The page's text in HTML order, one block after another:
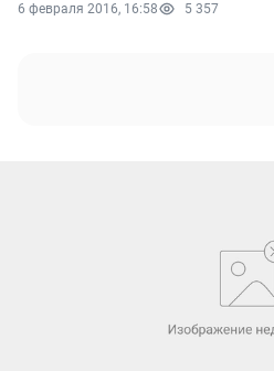
6 февраля 2016, 16:58 5 357